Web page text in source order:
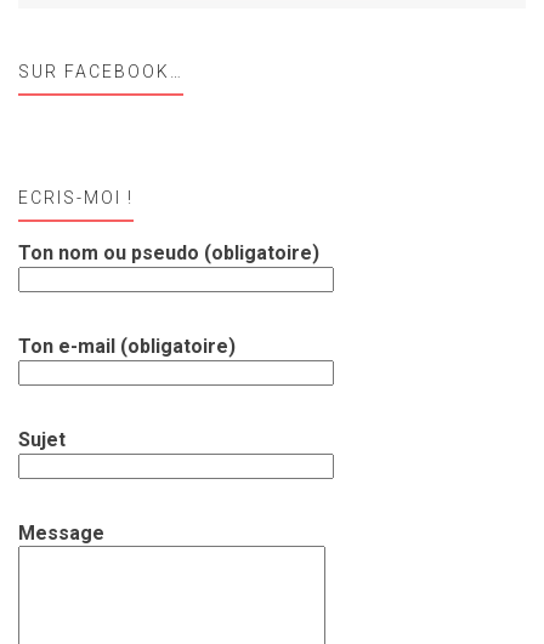
SUR FACEBOOK…
ECRIS-MOI !
Ton nom ou pseudo (obligatoire)
Ton e-mail (obligatoire)
Sujet
Message